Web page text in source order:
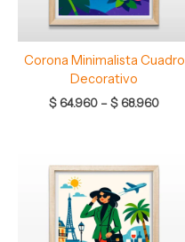
Corona Minimalista Cuadro
Decorativo
$ 64.960 –$ 68.960
de